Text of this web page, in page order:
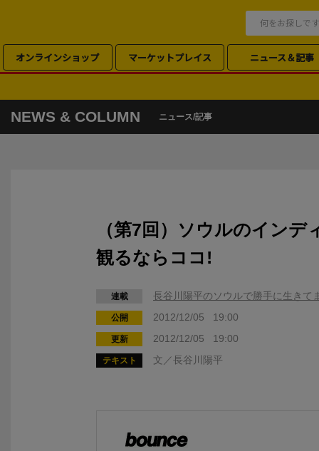
オンラインショップ マーケットプレイス ニュース＆記事
NEWS & COLUMN ニュース/記事
（第7回）ソウルのインデ
観るならココ!
連載 長谷川陽平のソウルで勝手に生きて
公開 2012/12/05 19:00
更新 2012/12/05 19:00
テキスト 文／長谷川陽平